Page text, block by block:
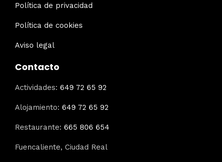
Política de privacidad
Política de cookies
Aviso legal
Contacto
Actividades: 649 72 65 92
Alojamiento: 649 72 65 92
Restaurante: 665 806 654
Fuencaliente, Ciudad Real